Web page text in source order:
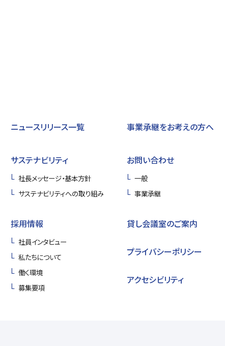
ニュースリリース一覧
サステナビリティ
社長メッセージ・基本方針
サステナビリティへの取り組み
採用情報
社員インタビュー
私たちについて
働く環境
募集要項
事業承継をお考えの方へ
お問い合わせ
一般
事業承継
貸し会議室のご案内
プライバシーポリシー
アクセシビリティ